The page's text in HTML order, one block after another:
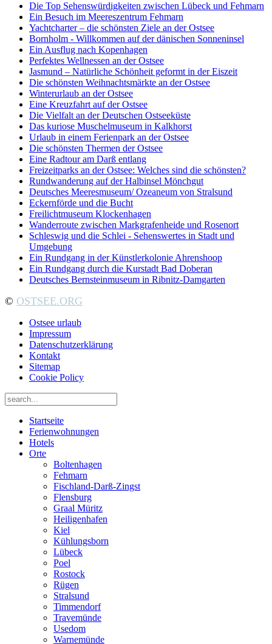
Die Top Sehenswürdigkeiten zwischen Lübeck und Fehmarn
Ein Besuch im Meereszentrum Fehmarn
Yachtcharter – die schönsten Ziele an der Ostsee
Bornholm - Willkommen auf der dänischen Sonneninsel
Ein Ausflug nach Kopenhagen
Perfektes Wellnessen an der Ostsee
Jasmund – Natürliche Schönheit geformt in der Eiszeit
Die schönsten Weihnachtsmärkte an der Ostsee
Winterurlaub an der Ostsee
Eine Kreuzfahrt auf der Ostsee
Die Vielfalt an der Deutschen Ostseeküste
Das kuriose Muschelmuseum in Kalkhorst
Urlaub in einem Ferienpark an der Ostsee
Die schönsten Thermen der Ostsee
Eine Radtour am Darß entlang
Freizeitparks an der Ostsee: Welches sind die schönsten?
Rundwanderung auf der Halbinsel Mönchgut
Deutsches Meeresmuseum/ Ozeaneum von Stralsund
Eckernförde und die Bucht
Freilichtmuseum Klockenhagen
Wanderroute zwischen Markgrafenheide und Rosenort
Schleswig und die Schlei - Sehenswertes in Stadt und
Umgebung
Ein Rundgang in der Künstlerkolonie Ahrenshoop
Ein Rundgang durch die Kurstadt Bad Doberan
Deutsches Bernsteinmuseum in Ribnitz-Damgarten
© OSTSEE.ORG
Ostsee urlaub
Impressum
Datenschutzerklärung
Kontakt
Sitemap
Cookie Policy
Startseite
Ferienwohnungen
Hotels
Orte
Boltenhagen
Fehmarn
Fischland-Darß-Zingst
Flensburg
Graal Müritz
Heiligenhafen
Kiel
Kühlungsborn
Lübeck
Poel
Rostock
Rügen
Stralsund
Timmendorf
Travemünde
Usedom
Warnemünde